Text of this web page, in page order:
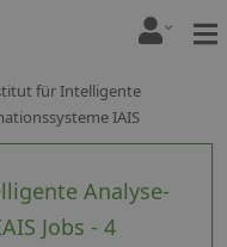
für Intelligente
IAIS
Analyse-
Jobs - 4